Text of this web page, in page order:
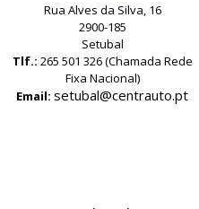
Rua Alves da Silva, 16
2900-185
Setubal
Tlf.: 265 501 326 (Chamada Rede
Fixa Nacional)
Email: setubal@centrauto.pt